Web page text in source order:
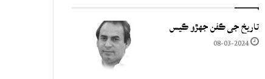
تاريخ جي ڪفن جھڙو ڪيس
08-03-2024